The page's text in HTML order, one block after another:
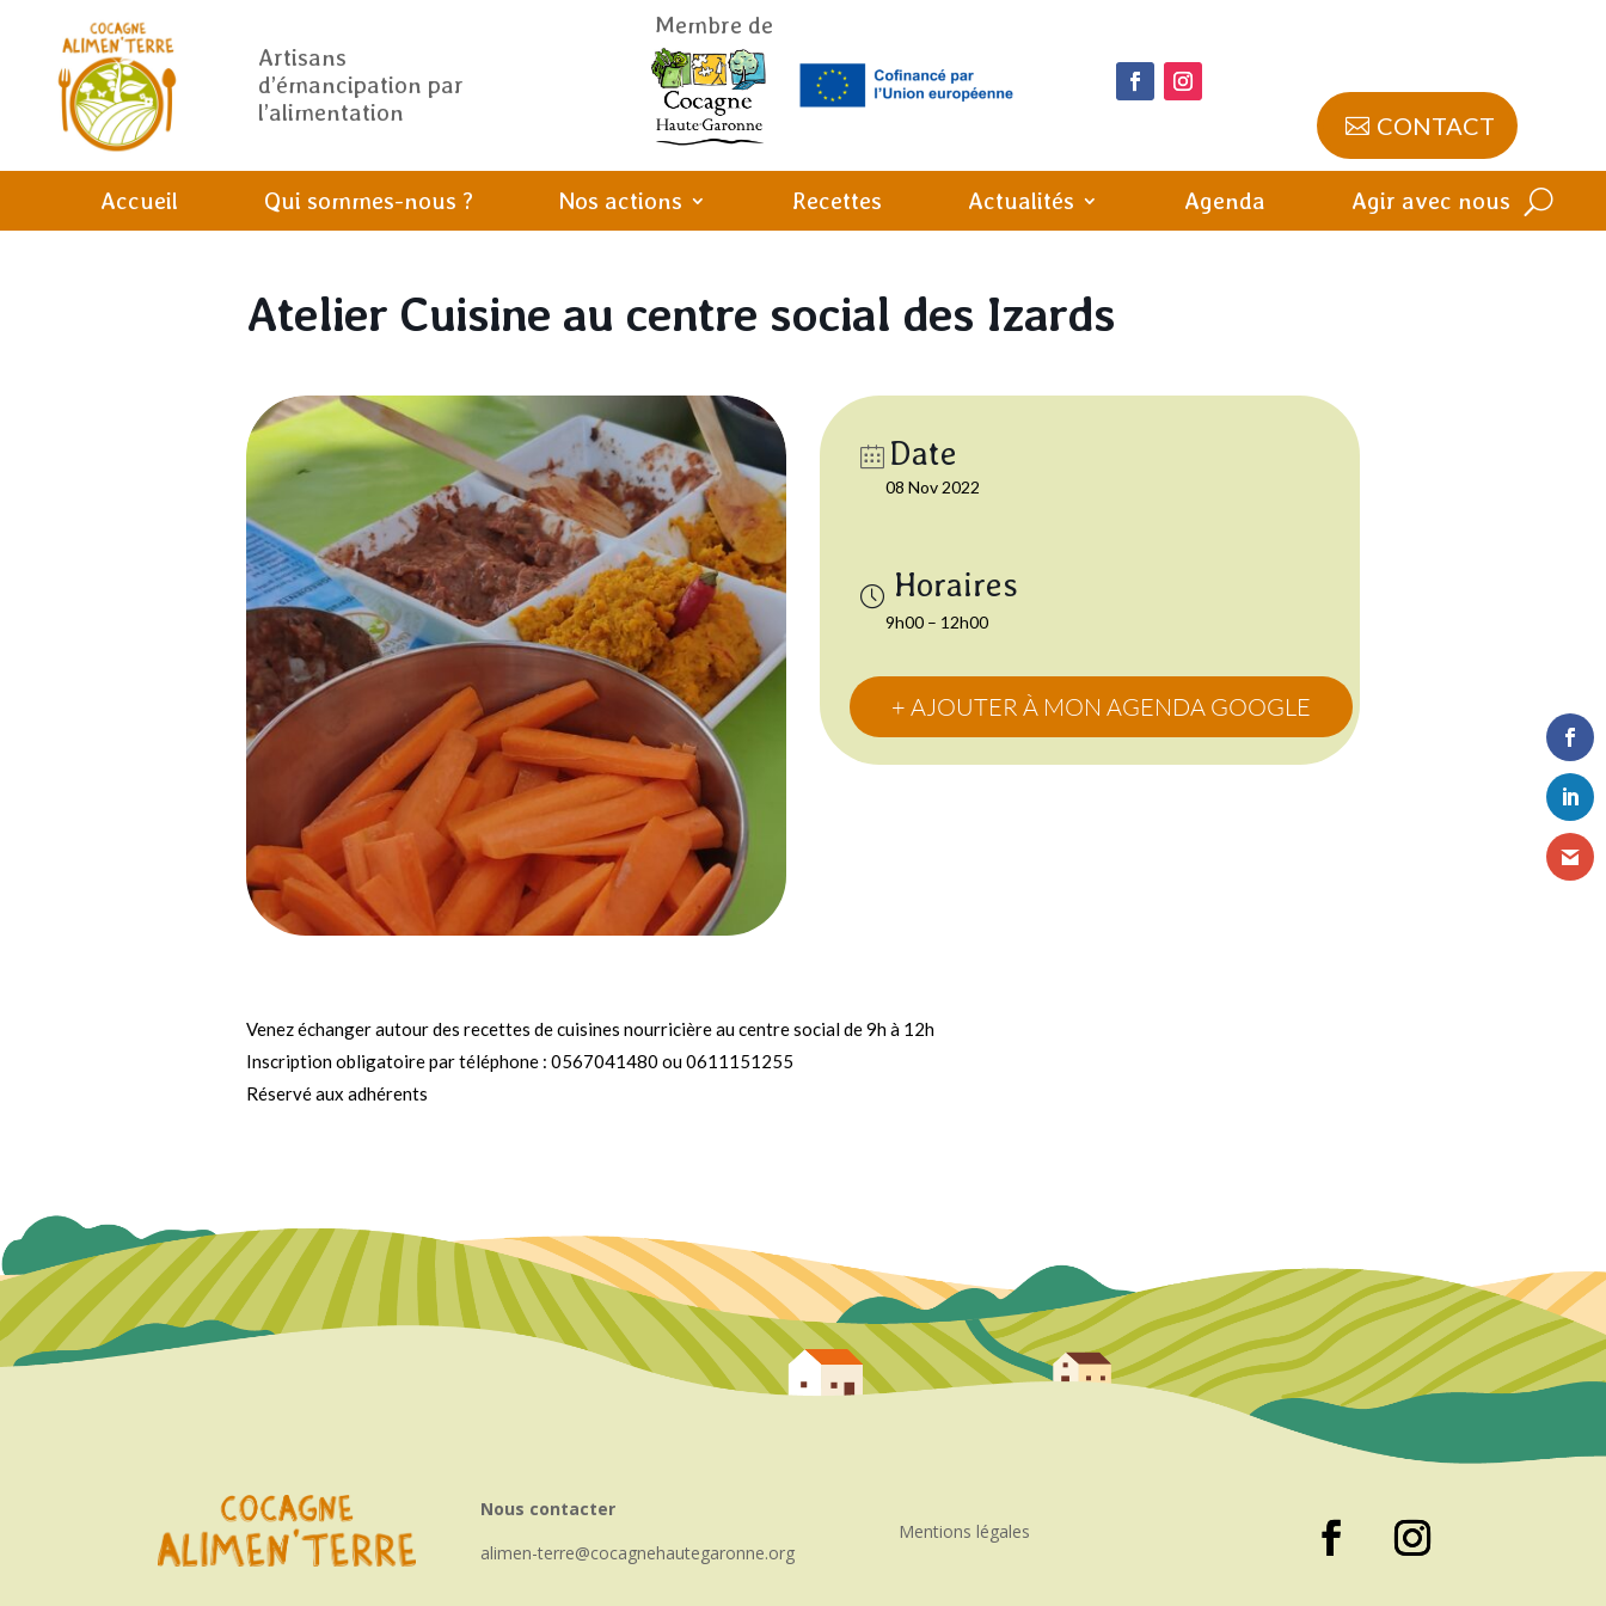
Artisans
d’émancipation par
l’alimentation
Membre de
CONTACT
Accueil Qui sommes-nous ? Nos actions Recettes Actualités Agenda Agir avec nous
Atelier Cuisine au centre social des Izards
Date
08 Nov 2022
9h00 – 12h00
+ AJOUTER À MON AGENDA GOOGLE
Venez échanger autour des recettes de cuisines nourricière au centre social de 9h à 12h
Inscription obligatoire par téléphone : 0567041480 ou 0611151255
Réservé aux adhérents
Nous contacter
alimen-terre
cocagnehautegaronne.org
Mentions légales